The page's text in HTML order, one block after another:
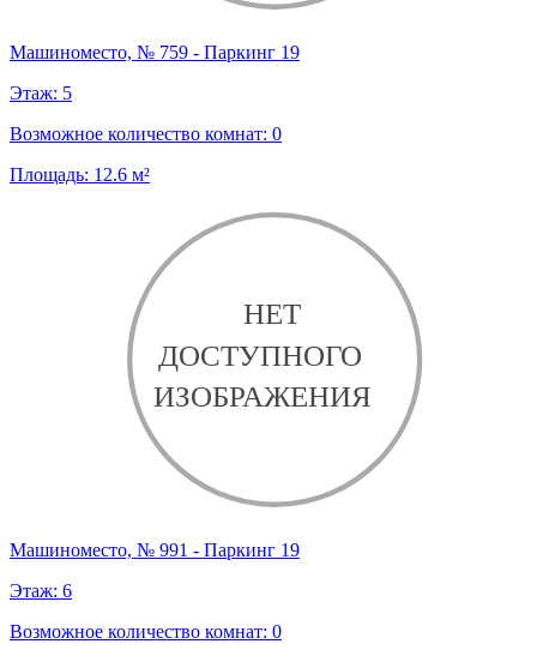
Машиноместо, № 759 - Паркинг 19
Этаж: 5
Возможное количество комнат: 0
Площадь: 12.6 м²
Машиноместо, № 991 - Паркинг 19
Этаж: 6
Возможное количество комнат: 0